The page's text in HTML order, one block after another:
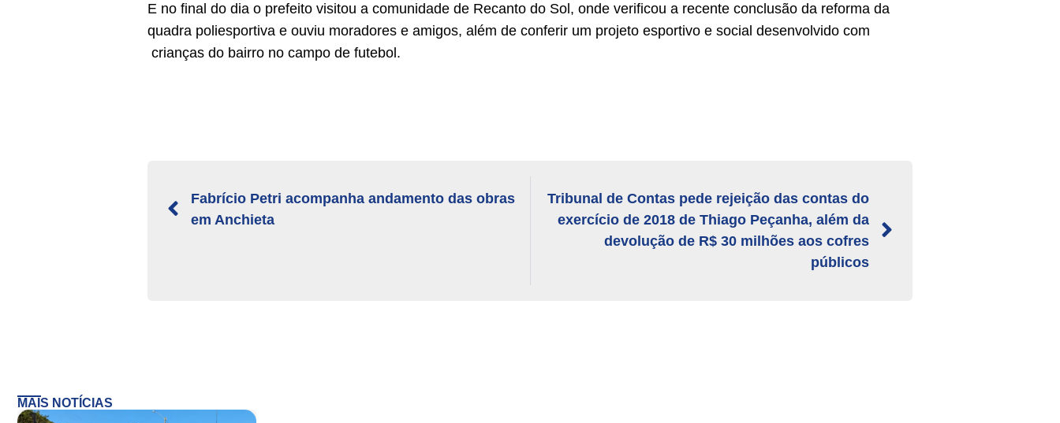
E no final do dia o prefeito visitou a comunidade de Recanto do Sol, onde verificou a recente conclusão da reforma da
quadra poliesportiva e ouviu moradores e amigos, além de conferir um projeto esportivo e social desenvolvido com
crianças do bairro no campo de futebol.
Fabrício Petri acompanha andamento das obras
em Anchieta
Tribunal de Contas pede rejeição das contas do
exercício de 2018 de Thiago Peçanha, além da
devolução de R$ 30 milhões aos cofres
públicos
MAIS NOTÍCIAS